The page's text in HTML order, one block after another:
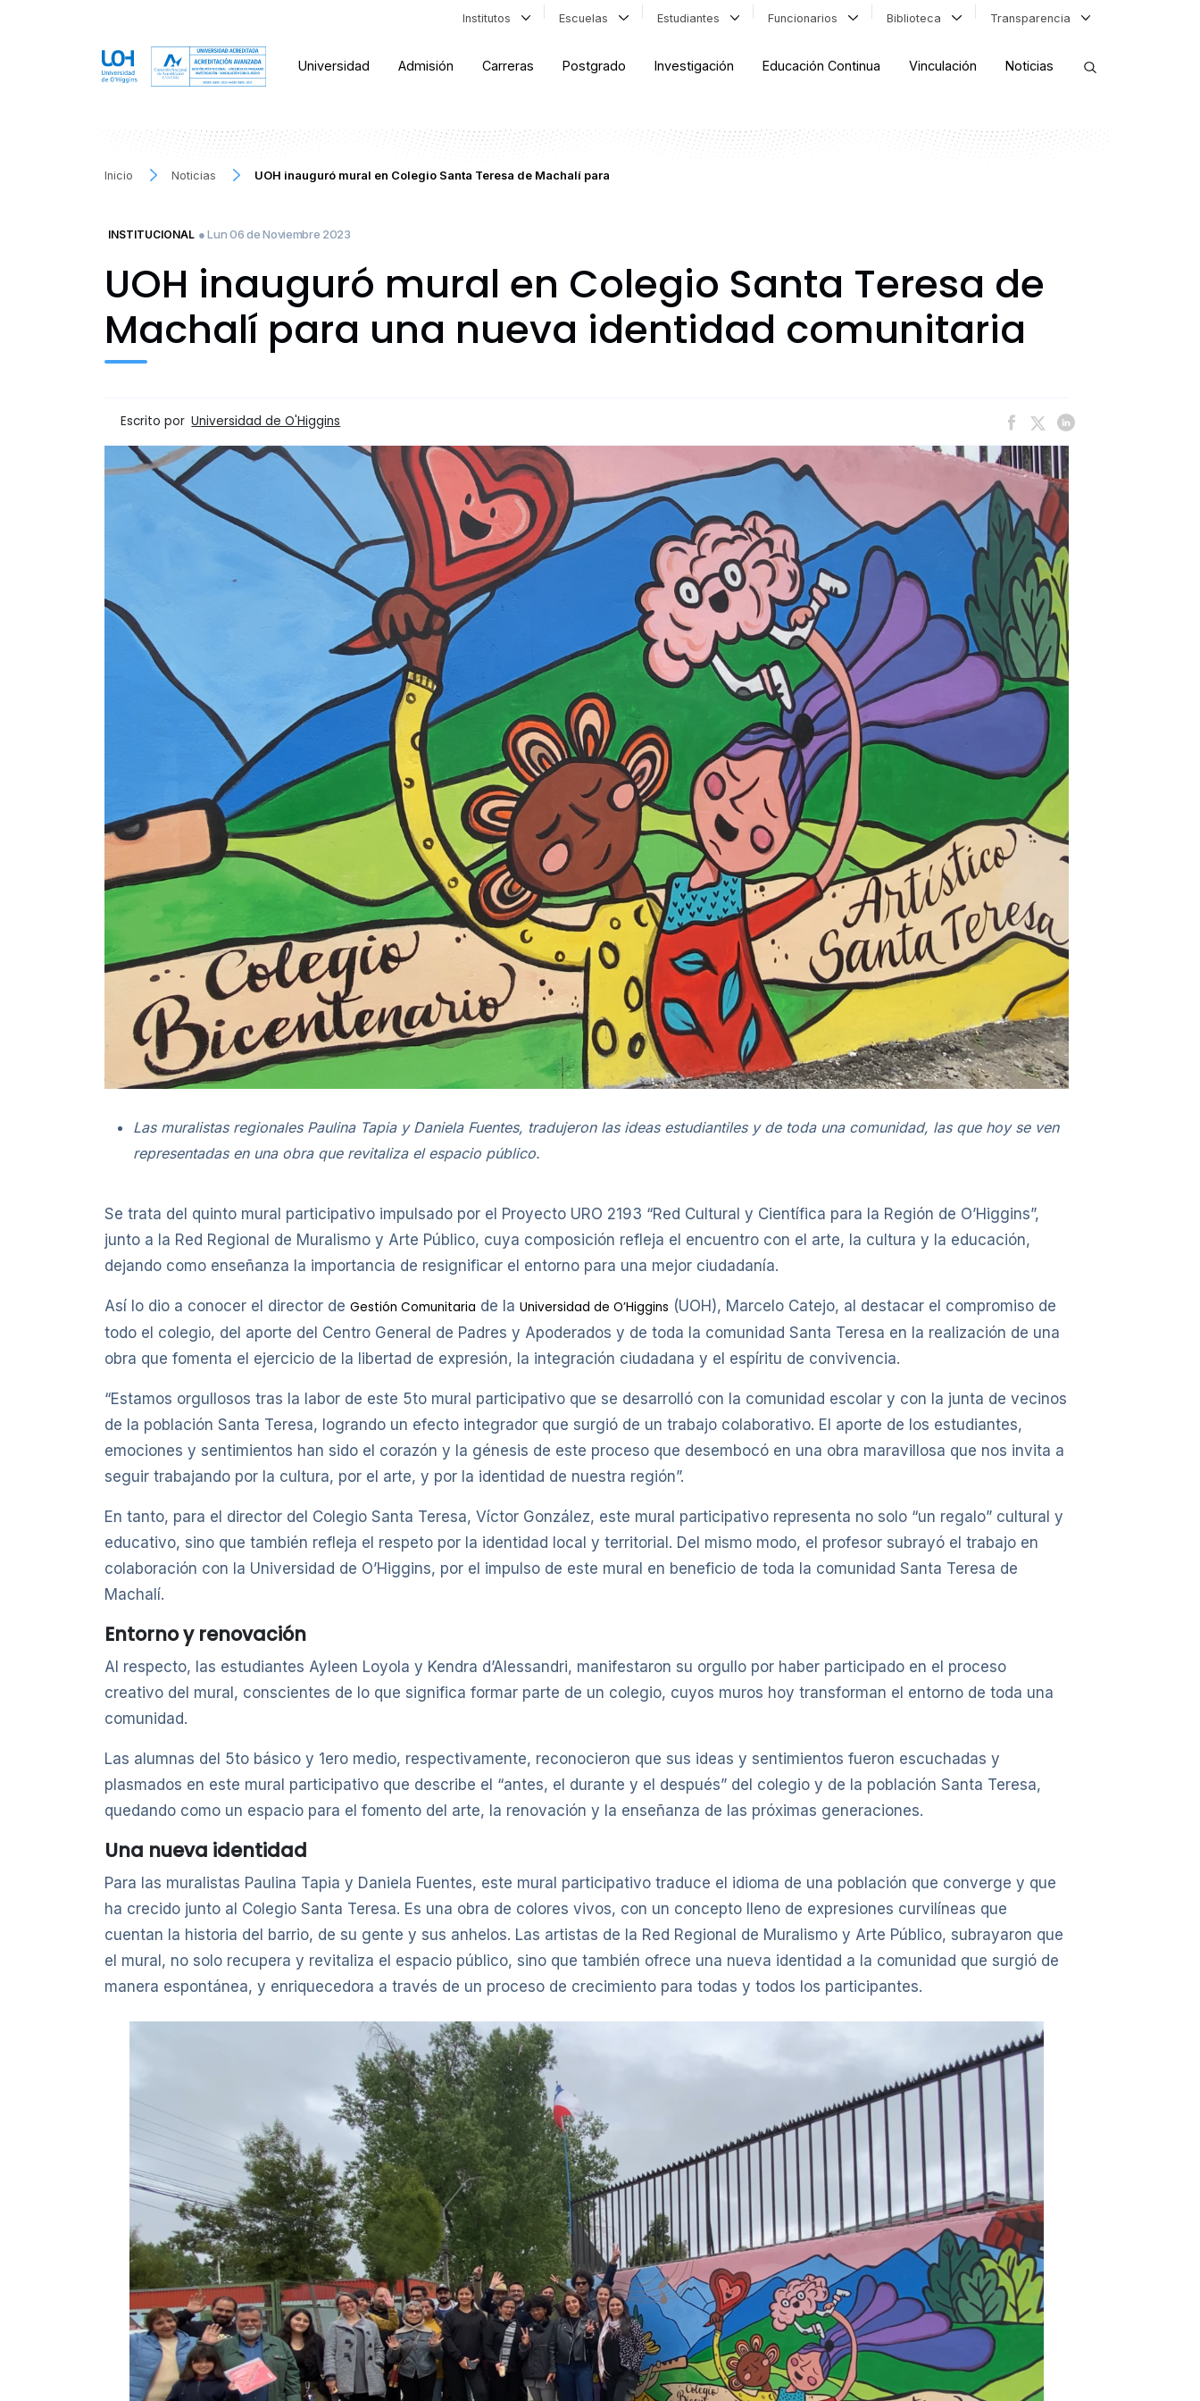
Institutos Escuelas Estudiantes Funcionarios Biblioteca Transparencia
Universidad Admisión Carreras Postgrado Investigación Educación Continua Vinculación Noticias
Inicio Noticias UOH inauguró mural en Colegio Santa Teresa de Machalí para
INSTITUCIONAL ● Lun 06 de Noviembre 2023
UOH inauguró mural en Colegio Santa Teresa de
Machalí para una nueva identidad comunitaria
Escrito por Universidad de O'Higgins
Las muralistas regionales Paulina Tapia y Daniela Fuentes, tradujeron las ideas estudiantiles y de toda una comunidad, las que hoy se ven
representadas en una obra que revitaliza el espacio público.
Se trata del quinto mural participativo impulsado por el Proyecto URO 2193 “Red Cultural y Científica para la Región de O’Higgins”,
junto a la Red Regional de Muralismo y Arte Público, cuya composición refleja el encuentro con el arte, la cultura y la educación,
dejando como enseñanza la importancia de resignificar el entorno para una mejor ciudadanía.
Así lo dio a conocer el director de Gestión Comunitaria de la Universidad de O’Higgins (UOH), Marcelo Catejo, al destacar el compromiso de
todo el colegio, del aporte del Centro General de Padres y Apoderados y de toda la comunidad Santa Teresa en la realización de una
obra que fomenta el ejercicio de la libertad de expresión, la integración ciudadana y el espíritu de convivencia.
“Estamos orgullosos tras la labor de este 5to mural participativo que se desarrolló con la comunidad escolar y con la junta de vecinos
de la población Santa Teresa, logrando un efecto integrador que surgió de un trabajo colaborativo. El aporte de los estudiantes,
emociones y sentimientos han sido el corazón y la génesis de este proceso que desembocó en una obra maravillosa que nos invita a
seguir trabajando por la cultura, por el arte, y por la identidad de nuestra región”.
En tanto, para el director del Colegio Santa Teresa, Víctor González, este mural participativo representa no solo “un regalo” cultural y
educativo, sino que también refleja el respeto por la identidad local y territorial. Del mismo modo, el profesor subrayó el trabajo en
colaboración con la Universidad de O’Higgins, por el impulso de este mural en beneficio de toda la comunidad Santa Teresa de
Machalí.
Entorno y renovación
Al respecto, las estudiantes Ayleen Loyola y Kendra d’Alessandri, manifestaron su orgullo por haber participado en el proceso
creativo del mural, conscientes de lo que significa formar parte de un colegio, cuyos muros hoy transforman el entorno de toda una
comunidad.
Las alumnas del 5to básico y 1ero medio, respectivamente, reconocieron que sus ideas y sentimientos fueron escuchadas y
plasmados en este mural participativo que describe el “antes, el durante y el después” del colegio y de la población Santa Teresa,
quedando como un espacio para el fomento del arte, la renovación y la enseñanza de las próximas generaciones.
Una nueva identidad
Para las muralistas Paulina Tapia y Daniela Fuentes, este mural participativo traduce el idioma de una población que converge y que
ha crecido junto al Colegio Santa Teresa. Es una obra de colores vivos, con un concepto lleno de expresiones curvilíneas que
cuentan la historia del barrio, de su gente y sus anhelos. Las artistas de la Red Regional de Muralismo y Arte Público, subrayaron que
el mural, no solo recupera y revitaliza el espacio público, sino que también ofrece una nueva identidad a la comunidad que surgió de
manera espontánea, y enriquecedora a través de un proceso de crecimiento para todas y todos los participantes.